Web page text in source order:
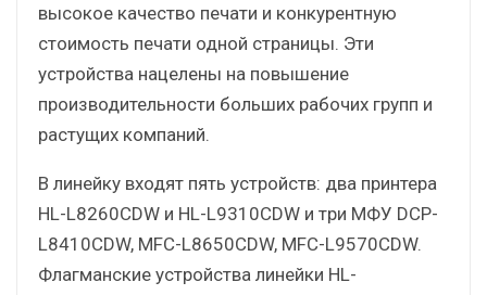
высокое качество печати и конкурентную
стоимость печати одной страницы. Эти
устройства нацелены на повышение
производительности больших рабочих групп и
растущих компаний.
В линейку входят пять устройств: два принтера
HL-L8260CDW и HL-L9310CDW и три МФУ DCP-
L8410CDW, MFC-L8650CDW, MFC-L9570CDW.
Флагманские устройства линейки HL-